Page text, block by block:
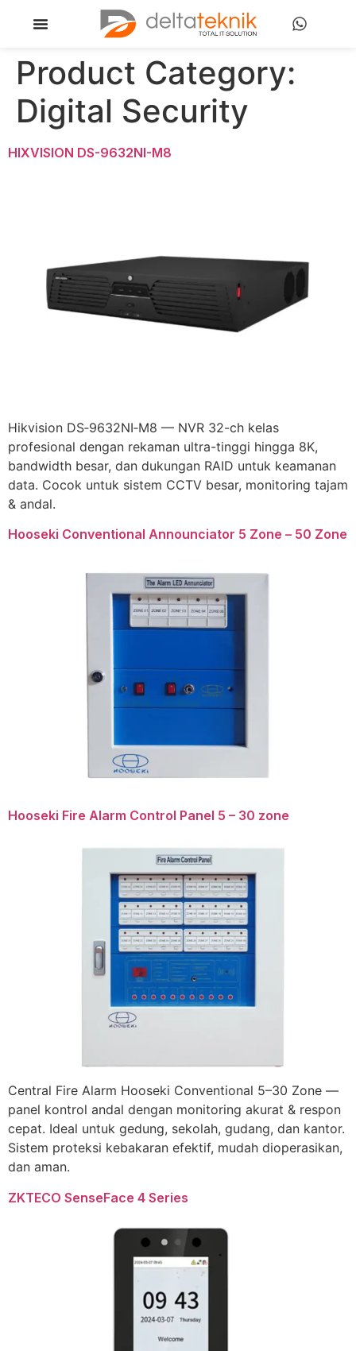
Product Category:
Digital Security
HIXVISION DS-9632NI-M8
Hikvision DS‑9632NI‑M8 — NVR 32-ch kelas
profesional dengan rekaman ultra-tinggi hingga 8K,
bandwidth besar, dan dukungan RAID untuk keamanan
data. Cocok untuk sistem CCTV besar, monitoring tajam
& andal.
Hooseki Conventional Announciator 5 Zone – 50 Zone
Hooseki Fire Alarm Control Panel 5 – 30 zone
Central Fire Alarm Hooseki Conventional 5–30 Zone —
panel kontrol andal dengan monitoring akurat & respon
cepat. Ideal untuk gedung, sekolah, gudang, dan kantor.
Sistem proteksi kebakaran efektif, mudah dioperasikan,
dan aman.
ZKTECO SenseFace 4 Series